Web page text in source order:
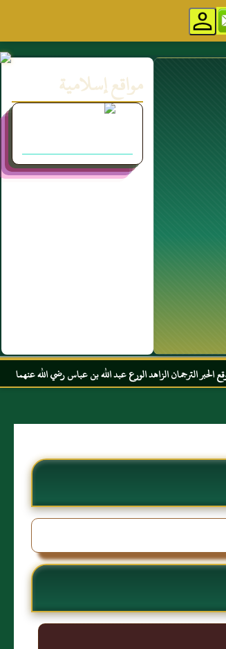
مواقع إسلامية
الورع عبد الله بن عباس رضي الله عنهما